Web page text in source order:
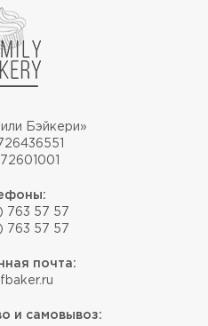
Бэйкери»
763 57 57
763 57 57
почта:
и самовывоз: